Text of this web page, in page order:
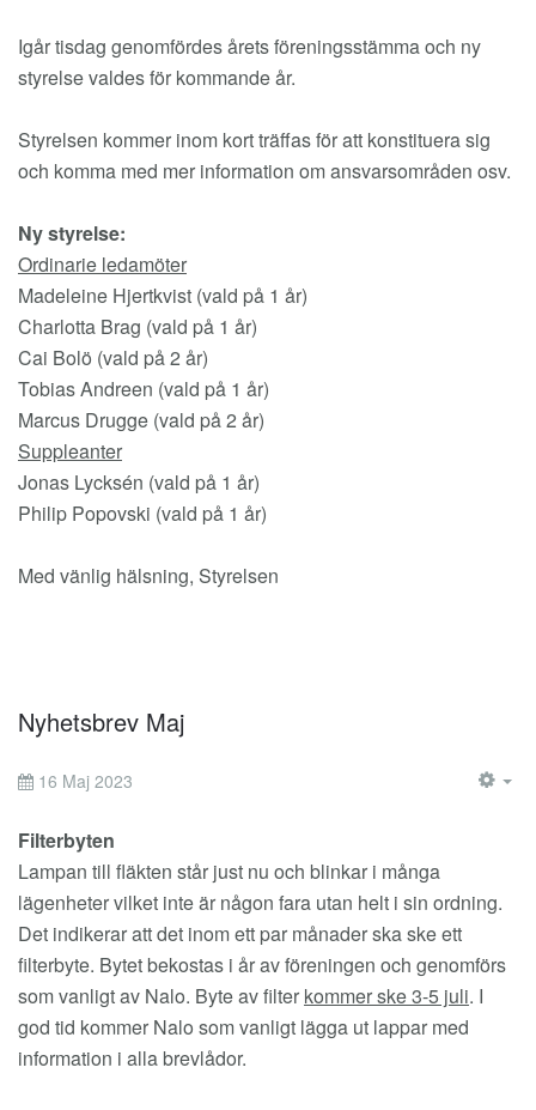
Igår tisdag genomfördes årets föreningsstämma och ny
styrelse valdes för kommande år.
Styrelsen kommer inom kort träffas för att konstituera sig
och komma med mer information om ansvarsområden osv.
Ny styrelse:
Ordinarie ledamöter
Madeleine Hjertkvist (vald på 1 år)
Charlotta Brag (vald på 1 år)
Cai Bolö (vald på 2 år)
Tobias Andreen (vald på 1 år)
Marcus Drugge (vald på 2 år)
Suppleanter
Jonas Lycksén (vald på 1 år)
Philip Popovski (vald på 1 år)
Med vänlig hälsning, Styrelsen
Nyhetsbrev Maj
16 Maj 2023
Filterbyten
Lampan till fläkten står just nu och blinkar i många
lägenheter vilket inte är någon fara utan helt i sin ordning.
Det indikerar att det inom ett par månader ska ske ett
filterbyte. Bytet bekostas i år av föreningen och genomförs
som vanligt av Nalo. Byte av filter kommer ske 3-5 juli. I
god tid kommer Nalo som vanligt lägga ut lappar med
information i alla brevlådor.